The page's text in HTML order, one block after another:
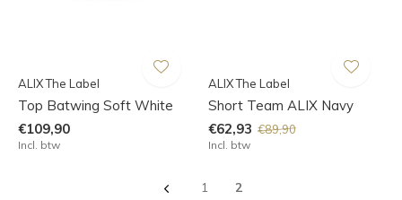
ALIX The Label
Top Batwing Soft White
€109,90
Incl. btw
ALIX The Label
Short Team ALIX Navy
€62,93 €89,90
Incl. btw
1 2